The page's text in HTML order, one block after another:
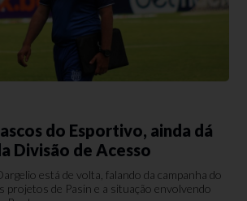
do Esportivo, ainda dá
Divisão de Acesso
está de volta, falando da campanha do
projetos de Pasin e a situação envolvendo